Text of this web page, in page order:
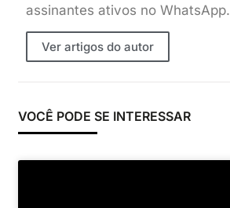
assinantes ativos no WhatsApp.
Ver artigos do autor
VOCÊ PODE SE INTERESSAR